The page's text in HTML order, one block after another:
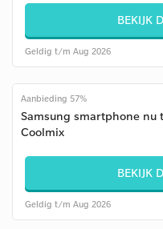
BEKIJK
Geldig t/m Aug 2026
Aanbieding 57%
Samsung smartphone
Coolmix
BEKIJK
Geldig t/m Aug 2026